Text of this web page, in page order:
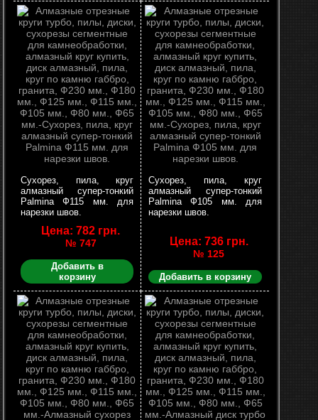
Сухорез, пила, круг
алмазный супер-тонкий
Palmina Ф115 мм. для
нарезки швов.
Цена: 782 грн.
№ 747
Добавить в
корзину
Сухорез, пила, круг
алмазный супер-тонкий
Palmina Ф105 мм. для
нарезки швов.
Цена: 736 грн.
№ 125
Добавить в корзину